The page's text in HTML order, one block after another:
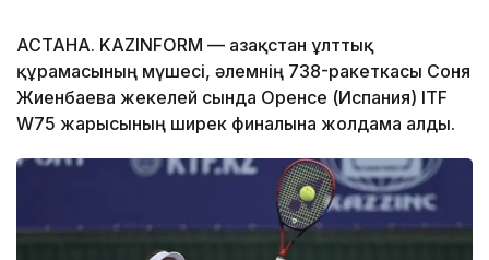
АСТАНА. KAZINFORM — Қазақстан ұлттық
құрамасының мүшесі, әлемнің 738-ракеткасы Соня
Жиенбаева жекелей сында Оренсе (Испания) ITF
W75 жарысының ширек финалына жолдама алды.